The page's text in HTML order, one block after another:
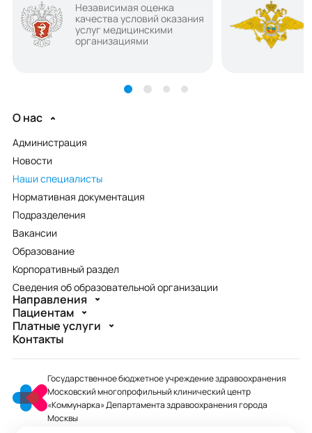
Независимая оценка
качества условий оказания
услуг медицинскими
организациями
О нас
Администрация
Новости
Наши специалисты
Нормативная документация
Подразделения
Вакансии
Образование
Корпоративный раздел
Сведения об образовательной организации
Направления
Пациентам
Платные услуги
Контакты
Государственное бюджетное учреждение здравоохранения
Московский многопрофильный клинический центр
«Коммунарка» Департамента здравоохранения города
Москвы